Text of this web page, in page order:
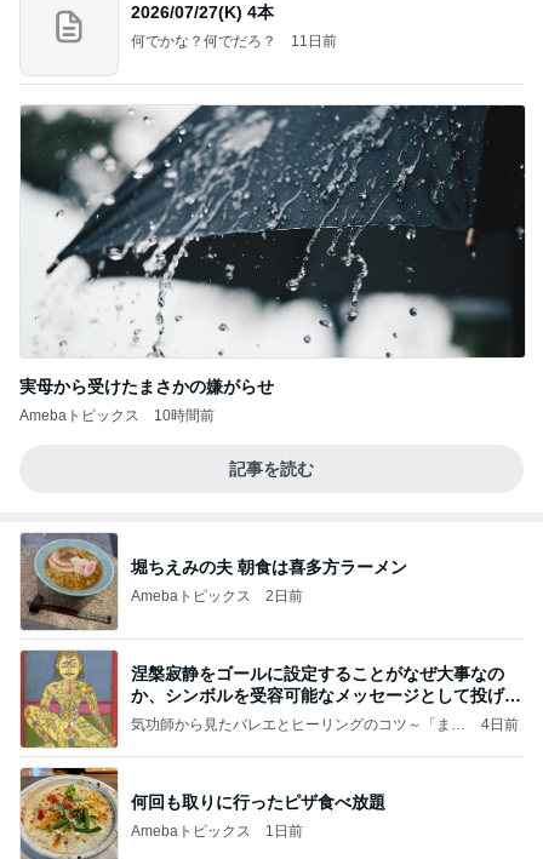
2026/07/27(K) 4本
何でかな？何でだろ？ 11日前
実母から受けたまさかの嫌がらせ
Amebaトピックス 10時間前
記事を読む
堀ちえみの夫 朝食は喜多方ラーメン
Amebaトピックス 2日前
涅槃寂静をゴールに設定することがなぜ大事なの
か、シンボルを受容可能なメッセージとして投げる
ことが
気功師から見たバレエとヒーリングのコツ～「まと
4日前
何回も取りに行ったピザ食べ放題
Amebaトピックス 1日前